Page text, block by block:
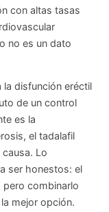
con altas tasas
no es un dato
la disfunción eréctil
de un control
es la
el tadalafil
Lo
ser honestos: el
pero combinarlo
mejor opción.